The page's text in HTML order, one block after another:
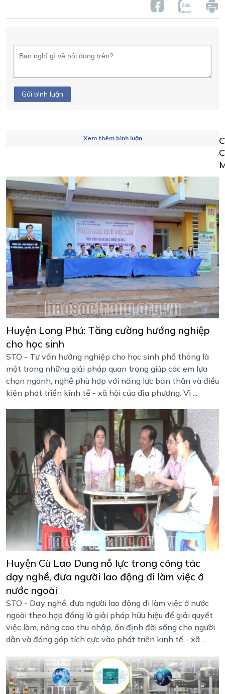
Gửi bình luận
Xem thêm bình luận
Huyện Long Phú: Tăng cường hướng nghiệp
cho học sinh
STO - Tư vấn hướng nghiệp cho học sinh phổ thông là
một trong những giải pháp quan trọng giúp các em lựa
chọn ngành, nghề phù hợp với năng lực bản thân và điều
kiện phát triển kinh tế - xã hội của địa phương. Vì ...
Huyện Cù Lao Dung nỗ lực trong công tác
dạy nghề, đưa người lao động đi làm việc ở
nước ngoài
STO - Dạy nghề, đưa người lao động đi làm việc ở nước
ngoài theo hợp đồng là giải pháp hữu hiệu để giải quyết
việc làm, nâng cao thu nhập, ổn định đời sống cho người
dân và đóng góp tích cực vào phát triển kinh tế - xã ...